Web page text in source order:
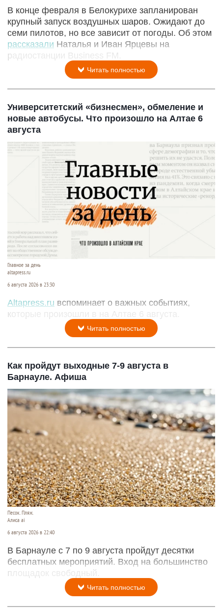
В конце февраля в Белокурихе запланирован
крупный запуск воздушных шаров. Ожидают до
семи пилотов, но все зависит от погоды. Об этом
рассказали Наталья и Иван Ярцевы на
радиостанции Business FM.
Читать полностью
Университетский «бизнесмен», обмеление и
новые автобусы. Что произошло на Алтае 6
августа
Главное за день
altapress.ru
6 августа 2026 в 23:30
Altapress.ru вспоминает о важных событиях,
которые произошли в на Алтае 6 августа.
Читать полностью
Как пройдут выходные 7-9 августа в
Барнауле. Афиша
Песок. Пляж.
Алиса ai
6 августа 2026 в 22:40
В Барнауле с 7 по 9 августа пройдут десятки
бесплатных мероприятий. Вход на большинство
площадок свободный.
Читать полностью